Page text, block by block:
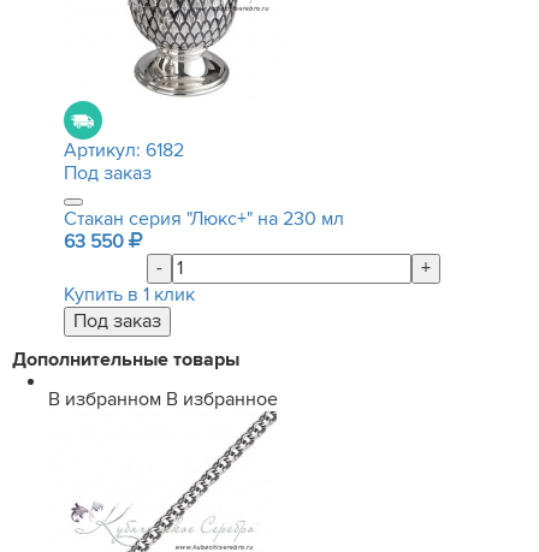
Артикул: 6182
Под заказ
Стакан серия "Люкс+" на 230 мл
63 550
-
+
Купить в 1 клик
Дополнительные товары
В избранном В избранное